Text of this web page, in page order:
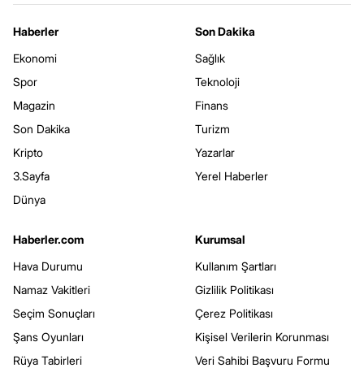
Haberler
Ekonomi
Spor
Magazin
Son Dakika
Kripto
3.Sayfa
Dünya
Son Dakika
Sağlık
Teknoloji
Finans
Turizm
Yazarlar
Yerel Haberler
Haberler.com
Hava Durumu
Namaz Vakitleri
Seçim Sonuçları
Şans Oyunları
Rüya Tabirleri
Kurumsal
Kullanım Şartları
Gizlilik Politikası
Çerez Politikası
Kişisel Verilerin Korunması
Veri Sahibi Başvuru Formu